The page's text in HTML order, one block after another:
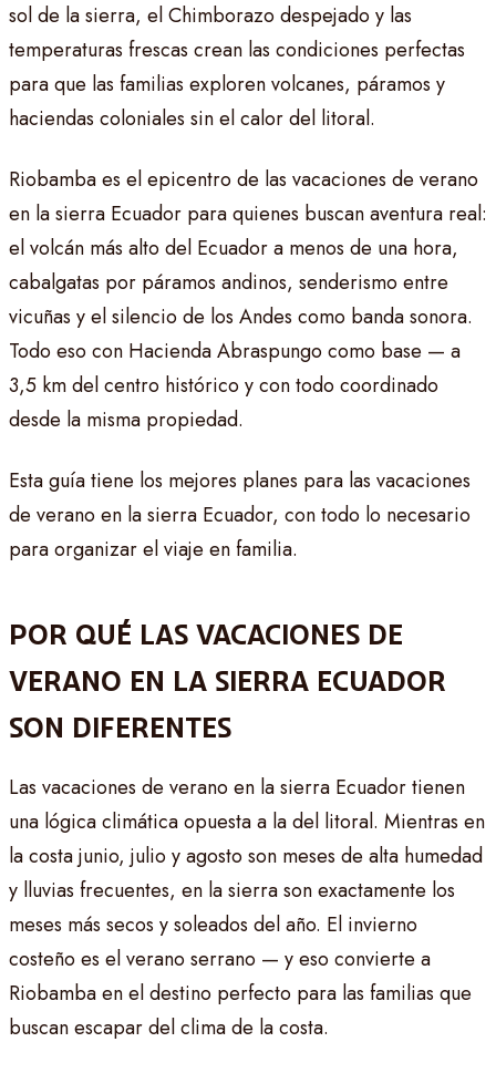
sol de la sierra, el Chimborazo despejado y las
temperaturas frescas crean las condiciones perfectas
para que las familias exploren volcanes, páramos y
haciendas coloniales sin el calor del litoral.
Riobamba es el epicentro de las vacaciones de verano
en la sierra Ecuador para quienes buscan aventura real:
el volcán más alto del Ecuador a menos de una hora,
cabalgatas por páramos andinos, senderismo entre
vicuñas y el silencio de los Andes como banda sonora.
Todo eso con Hacienda Abraspungo como base — a
3,5 km del centro histórico y con todo coordinado
desde la misma propiedad.
Esta guía tiene los mejores planes para las vacaciones
de verano en la sierra Ecuador, con todo lo necesario
para organizar el viaje en familia.
POR QUÉ LAS VACACIONES DE
VERANO EN LA SIERRA ECUADOR
SON DIFERENTES
Las vacaciones de verano en la sierra Ecuador tienen
una lógica climática opuesta a la del litoral. Mientras en
la costa junio, julio y agosto son meses de alta humedad
y lluvias frecuentes, en la sierra son exactamente los
meses más secos y soleados del año. El invierno
costeño es el verano serrano — y eso convierte a
Riobamba en el destino perfecto para las familias que
buscan escapar del clima de la costa.